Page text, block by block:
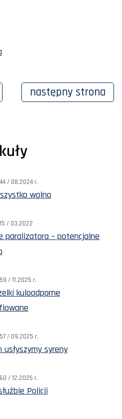
następny strona
/ 08.2024 r.
wolno
/ 03.2022
paralizatora – potencjalne
/ 11.2025 r.
kuloodporne
/ 09.2025 r.
usłyszymy syreny
/ 12.2025 r.
Policji